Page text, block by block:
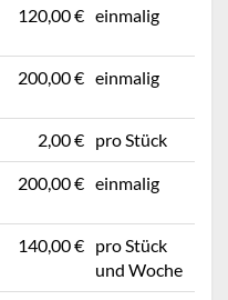
120,00 € einmalig
200,00 € einmalig
2,00 € pro Stück
200,00 € einmalig
140,00 € pro Stück
und Woche